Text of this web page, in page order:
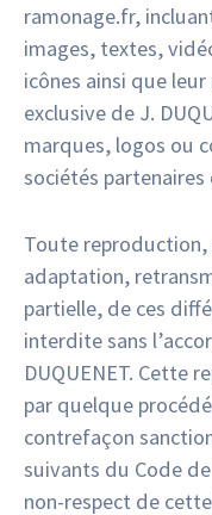
ramonage.fr,
images, textes,
icônes ainsi que
exclusive de J.
marques, logos ou
sociétés
Toute
adaptation,
partielle, de ces
interdite sans
DUQUENET. Cette
par quelque
contrefaçon
suivants du Code
non-respect de